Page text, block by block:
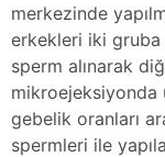
merkezinde
erkekleri iki gruba
sperm alınarak
mikroejeksiyonda
gebelik oranları
spermleri ile